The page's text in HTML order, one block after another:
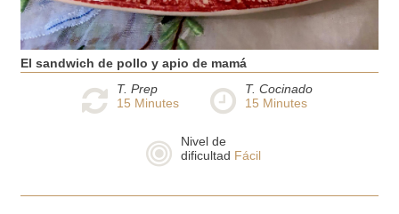
El sandwich de pollo y apio de mamá
T. Prep
15 Minutes
T. Cocinado
15 Minutes
Nivel de
dificultad Fácil